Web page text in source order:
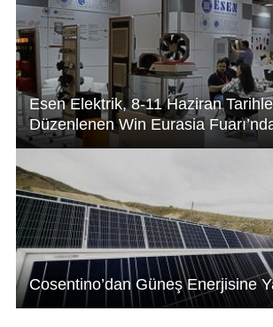
k
Esen Elektrik, 8-11 Haziran
Düzenlenen Win Eurasia
Cosentino’dan Güneş Enerjisine